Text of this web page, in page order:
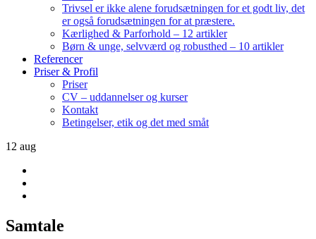
Trivsel er ikke alene forudsætningen for et godt liv, det
er også forudsætningen for at præstere.
Kærlighed & Parforhold – 12 artikler
Børn & unge, selvværd og robusthed – 10 artikler
Referencer
Priser & Profil
Priser
CV – uddannelser og kurser
Kontakt
Betingelser, etik og det med småt
12 aug
Samtale